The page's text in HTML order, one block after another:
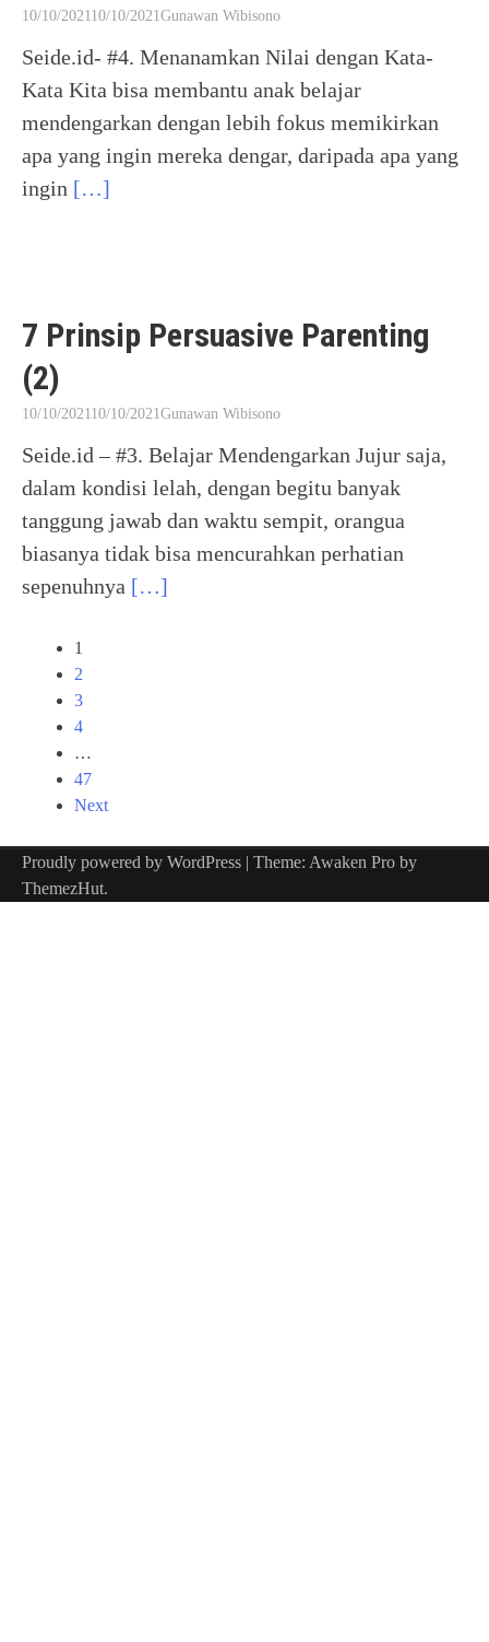
10/10/202110/10/2021Gunawan Wibisono
Seide.id- #4. Menanamkan Nilai dengan Kata-
Kata Kita bisa membantu anak belajar
mendengarkan dengan lebih fokus memikirkan
apa yang ingin mereka dengar, daripada apa yang
ingin […]
7 Prinsip Persuasive Parenting
(2)
10/10/202110/10/2021Gunawan Wibisono
Seide.id – #3. Belajar Mendengarkan Jujur saja,
dalam kondisi lelah, dengan begitu banyak
tanggung jawab dan waktu sempit, orangua
biasanya tidak bisa mencurahkan perhatian
sepenuhnya […]
Posts
navigation
1
2
3
4
…
47
Next
Proudly powered by WordPress | Theme: Awaken Pro by
ThemezHut.